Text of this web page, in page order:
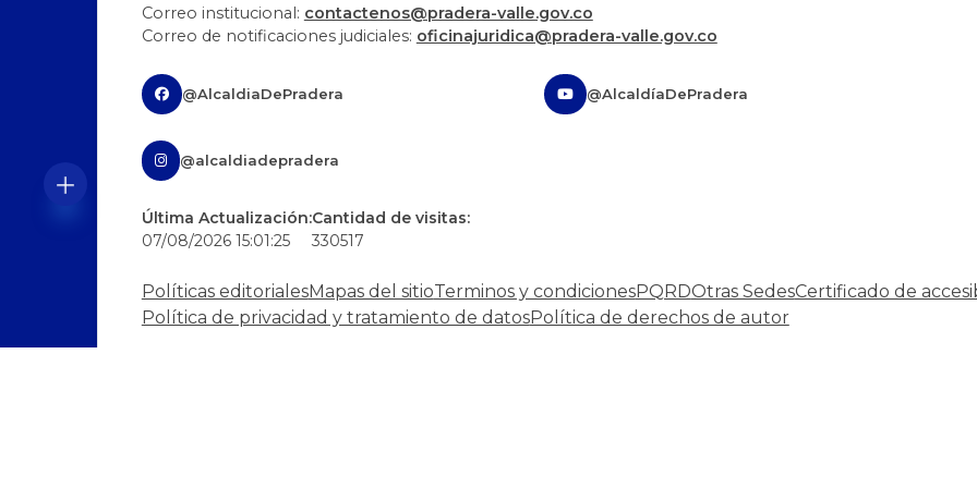
Correo institucional: contactenos@pradera-valle.gov.co
Correo de notificaciones judiciales: oficinajuridica@pradera-valle.gov.co
@AlcaldiaDePradera @AlcaldíaDePradera
@alcaldiadepradera
Última Actualización:
07/08/2026 15:01:25
Cantidad de visitas:
330517
Políticas editorialesMapas del sitioTerminos y condicionesPQRDOtras SedesCertificado de
Política de privacidad y tratamiento de datosPolítica de derechos de autor